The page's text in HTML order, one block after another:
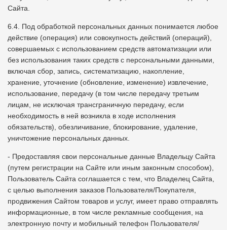
Сайта.
6.4. Под обработкой персональных данных понимается любое
действие (операция) или совокупность действий (операций),
совершаемых с использованием средств автоматизации или
без использования таких средств с персональными данными,
включая сбор, запись, систематизацию, накопление,
хранение, уточнение (обновление, изменение) извлечение,
использование, передачу (в том числе передачу третьим
лицам, не исключая трансграничную передачу, если
необходимость в ней возникла в ходе исполнения
обязательств), обезличивание, блокирование, удаление,
уничтожение персональных данных.
- Предоставляя свои персональные данные Владельцу Сайта
(путем регистрации на Сайте или иным законным способом),
Пользователь Сайта соглашается с тем, что Владелец Сайта,
с целью выполнения заказов Пользователя/Покупателя,
продвижения Сайтом товаров и услуг, имеет право отправлять
информационные, в том числе рекламные сообщения, на
электронную почту и мобильный телефон Пользователя/